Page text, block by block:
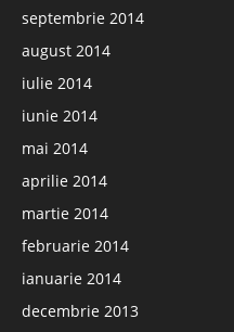
septembrie 2014
august 2014
iulie 2014
iunie 2014
mai 2014
aprilie 2014
martie 2014
februarie 2014
ianuarie 2014
decembrie 2013